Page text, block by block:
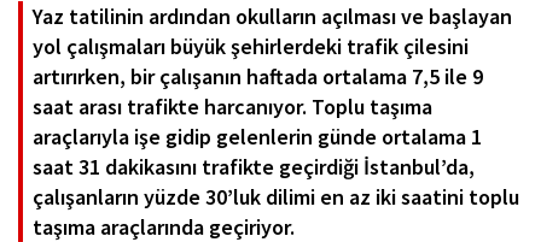
Yaz tatilinin ardından okulların açılması ve başlayan
yol çalışmaları büyük şehirlerdeki trafik çilesini
artırırken, bir çalışanın haftada ortalama 7,5 ile 9
saat arası trafikte harcanıyor. Toplu taşıma
araçlarıyla işe gidip gelenlerin günde ortalama 1
saat 31 dakikasını trafikte geçirdiği İstanbul’da,
çalışanların yüzde 30’luk dilimi en az iki saatini toplu
taşıma araçlarında geçiriyor.